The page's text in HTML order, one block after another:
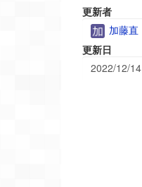
更新者
加藤直
更新日
2022/12/14